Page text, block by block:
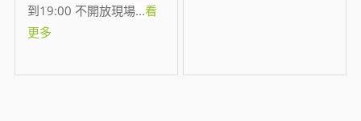
到19:00 不開放現場...看
更多